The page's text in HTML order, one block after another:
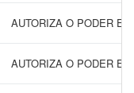
AUTORIZA O PODER
AUTORIZA O PODER